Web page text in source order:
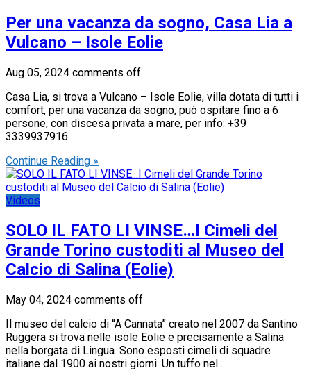
Per una vacanza da sogno, Casa Lia a
Vulcano – Isole Eolie
Aug 05, 2024 comments off
Casa Lia, si trova a Vulcano – Isole Eolie, villa dotata di tutti i
comfort, per una vacanza da sogno, può ospitare fino a 6
persone, con discesa privata a mare, per info: +39
3339937916
Continue Reading »
Videos
SOLO IL FATO LI VINSE…I Cimeli del
Grande Torino custoditi al Museo del
Calcio di Salina (Eolie)
May 04, 2024 comments off
Il museo del calcio di “A Cannata” creato nel 2007 da Santino
Ruggera si trova nelle isole Eolie e precisamente a Salina
nella borgata di Lingua. Sono esposti cimeli di squadre
italiane dal 1900 ai nostri giorni. Un tuffo nel…